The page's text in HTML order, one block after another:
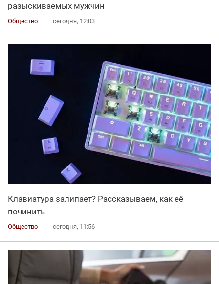
разыскиваемых мужчин
Общество сегодня, 12:03
Клавиатура залипает? Рассказываем, как её
починить
Общество сегодня, 11:56